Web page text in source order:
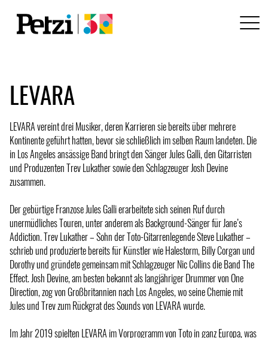
LEVARA
LEVARA vereint drei Musiker, deren Karrieren sie bereits über mehrere
Kontinente geführt hatten, bevor sie schließlich im selben Raum landeten. Die
in Los Angeles ansässige Band bringt den Sänger Jules Galli, den Gitarristen
und Produzenten Trev Lukather sowie den Schlagzeuger Josh Devine
zusammen.
Der gebürtige Franzose Jules Galli erarbeitete sich seinen Ruf durch
unermüdliches Touren, unter anderem als Background-Sänger für Jane’s
Addiction. Trev Lukather – Sohn der Toto-Gitarrenlegende Steve Lukather –
schrieb und produzierte bereits für Künstler wie Halestorm, Billy Corgan und
Dorothy und gründete gemeinsam mit Schlagzeuger Nic Collins die Band The
Effect. Josh Devine, am besten bekannt als langjähriger Drummer von One
Direction, zog von Großbritannien nach Los Angeles, wo seine Chemie mit
Jules und Trev zum Rückgrat des Sounds von LEVARA wurde.
Im Jahr 2019 spielten LEVARA im Vorprogramm von Toto in ganz Europa, was